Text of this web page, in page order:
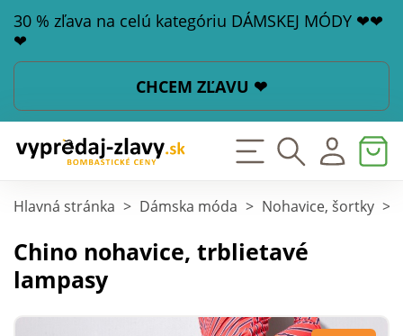
30 % zľava na celú kategóriu DÁMSKEJ MÓDY ❤❤
❤
CHCEM ZĽAVU ❤
Hlavná stránka > Dámska móda > Nohavice, šortky >
Chino nohavice, trblietavé
lampasy